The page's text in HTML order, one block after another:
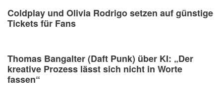
Coldplay und Olivia Rodrigo setzen auf günstige
Tickets für Fans
Thomas Bangalter (Daft Punk) über KI: „Der
kreative Prozess lässt sich nicht in Worte
fassen“